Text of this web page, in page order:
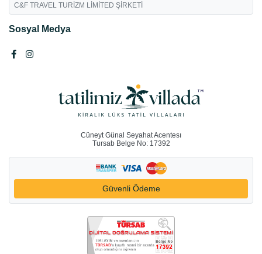
C&F TRAVEL TURİZM LİMİTED ŞİRKETİ
Sosyal Medya
Cüneyt Günal Seyahat Acentesı
Tursab Belge No: 17392
Güvenli Ödeme